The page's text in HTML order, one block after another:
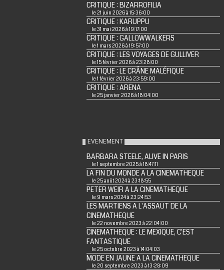
CRITIQUE : BIZARROFILIA
le 21 juin 2026 à 15:36:00
CRITIQUE : KARUPPU
le 31 mai 2026 à 19:17:00
CRITIQUE : GALLOWWALKERS
le 1 mars 2026 à 19:57:00
CRITIQUE : LES VOYAGES DE GULLIVER
le 15 février 2026 à 23:28:00
CRITIQUE : LE CRÂNE MALÉFIQUE
le 1 février 2026 à 23:59:00
CRITIQUE : ARENA
le 25 janvier 2026 à 18:04:00
EVENEMENT
BARBARA STEELE, ALIVE IN PARIS
le 1 septembre 2025 à 18:47:11
LA FIN DU MONDE A LA CINEMATHEQUE
le 25 août 2024 à 23:18:55
PETER WEIR A LA CINEMATHEQUE
le 9 mars 2024 à 23:24:53
LES MARTIENS A L'ASSAUT DE LA
CINEMATHEQUE
le 22 novembre 2023 à 22:04:00
CINEMATHEQUE : LE MEXIQUE, C'EST
FANTASTIQUE
le 25 octobre 2023 à 14:04:03
MODE EN JAUNE A LA CINEMATHEQUE
le 20 septembre 2023 à 13:28:09